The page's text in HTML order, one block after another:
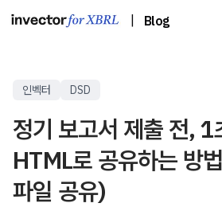
Blog
인벡터 DSD
정기 보고서 제출 전, 1
HTML로 공유하는 방
파일 공유)